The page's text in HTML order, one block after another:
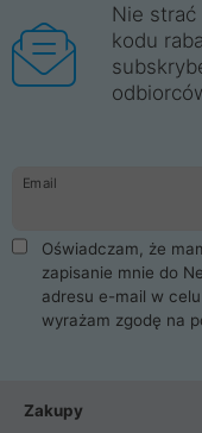
Nie strać
kodu
Email
Oświadczam, że
zapisanie mnie do
adresu e-mail w celu
wyrażam zgodę na
Zakupy